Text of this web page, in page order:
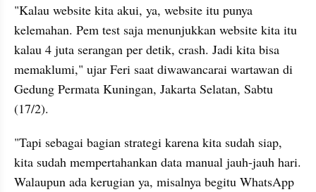
"Kalau website kita akui, ya, website itu punya
kelemahan. Pem test saja menunjukkan website kita itu
kalau 4 juta serangan per detik, crash. Jadi kita bisa
memaklumi," ujar Feri saat diwawancarai wartawan di
Gedung Permata Kuningan, Jakarta Selatan, Sabtu
(17/2).
"Tapi sebagai bagian strategi karena kita sudah siap,
kita sudah mempertahankan data manual jauh-jauh hari.
Walaupun ada kerugian ya, misalnya begitu WhatsApp